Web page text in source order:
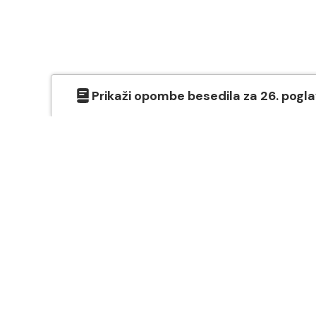
Prikaži opombe besedila za 26.